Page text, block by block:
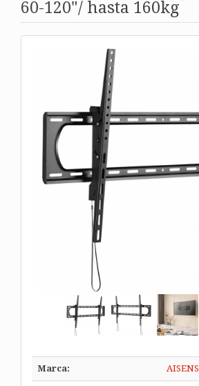
60-120"/ hasta 160kg
Marca: AISENS